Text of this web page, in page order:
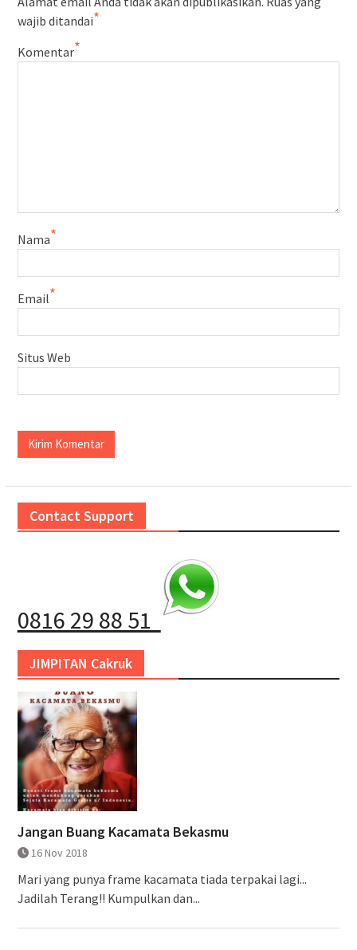
wajib ditandai*
Komentar*
Nama*
Email*
Situs Web
Contact Support
0816 29 88 51
JIMPITAN Cakruk
Jangan Buang Kacamata Bekasmu
16 Nov 2018
Mari yang punya frame kacamata tiada terpakai lagi...
Jadilah Terang!! Kumpulkan dan...